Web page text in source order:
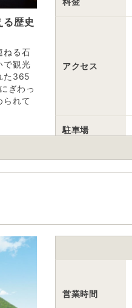
歴史
ねる石
で観光
た365
ぎわっ
られて
アクセス
駐車場
電話番号
営業時間